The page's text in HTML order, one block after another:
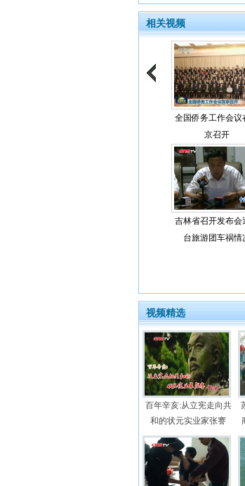
相关视频
全国侨务工作会议
京召开
吉林省召开发布会
台旅游团车祸情
视频精选
百年辛亥:从立宪走向共
和的状元实业家张謇